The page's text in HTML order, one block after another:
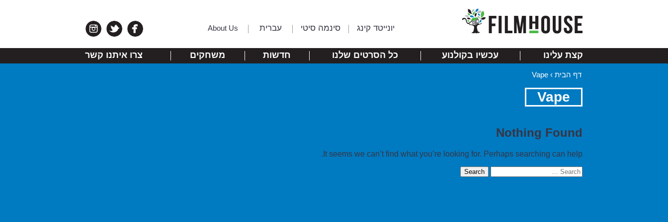
יונייטד קינג סינמה סיטי עברית About Us
קצת עלינו עכשיו בקולנוע כל הסרטים שלנו חדשות משחקים צרו איתנו קשר
דף הבית ›
Vape
Vape
Nothing Found
It seems we can’t find what you’re looking for. Perhaps searching can help.
Search
for: